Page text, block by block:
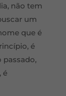
não tem
um
que é
é
passado,
é